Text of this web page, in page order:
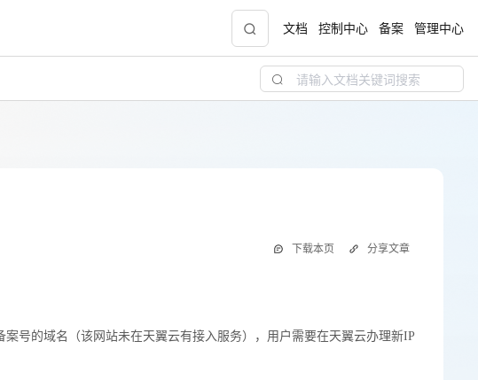
国家云助力中小企业腾飞，高额上云补贴重磅
户注册下单得现金
文档 控制中心 备案 管理中心
下载本页
办单位之前没有在本次备案的接入商做过任何备案，我们统称之为非天翼
接入商处做过备案并获得了备案号。
分享文章
号的域名（该网站未在天翼云有接入服务），用户需要在天翼云办理新IP